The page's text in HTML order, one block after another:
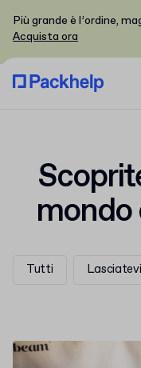
Più grande è l’ordine,
Acquista ora
mondo
Tutti